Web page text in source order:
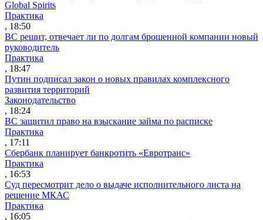
Global Spirits
Практика
, 18:50
ВС решит, отвечает ли по долгам брошенной компании новый
руководитель
Практика
, 18:47
Путин подписал закон о новых правилах комплексного
развития территорий
Законодательство
, 18:24
ВС защитил право на взыскание займа по расписке
Практика
, 17:11
Сбербанк планирует банкротить «Евротранс»
Практика
, 16:53
Суд пересмотрит дело о выдаче исполнительного листа на
решение МКАС
Практика
, 16:05